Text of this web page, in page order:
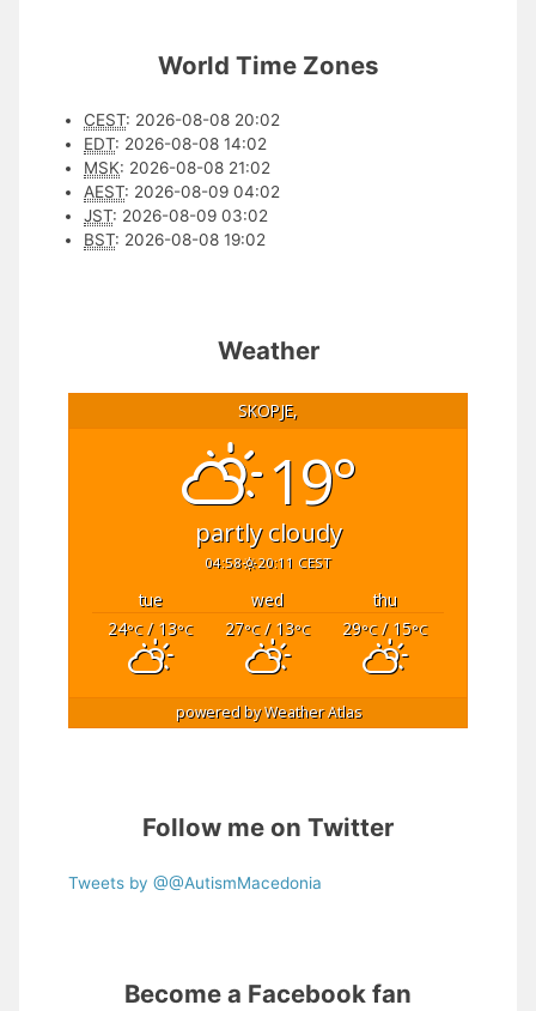
World Time Zones
CEST: 2026-08-08 20:02
EDT: 2026-08-08 14:02
MSK: 2026-08-08 21:02
AEST: 2026-08-09 04:02
JST: 2026-08-09 03:02
BST: 2026-08-08 19:02
Weather
SKOPJE,
19°
partly cloudy
04:58 20:11 CEST
tue wed
thu
24°C/ 13°C 27°C/ 13°C 29°C/ 15°C
powered byWeather Atlas
Follow me on Twitter
Tweets by @@AutismMacedonia
Become a Facebook fan